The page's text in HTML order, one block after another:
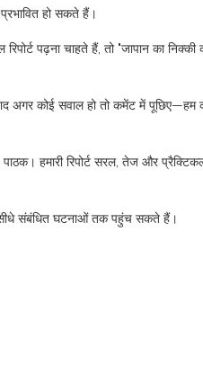
हो सकते हैं।
पढ़ना चाहते हैं, तो "जापान का
अगर कोई सवाल हो तो कमेंट में पूछिए—हम
हमारी रिपोर्ट सरल, तेज और
सीधे संबंधित घटनाओं तक पहुंच सकते हैं।